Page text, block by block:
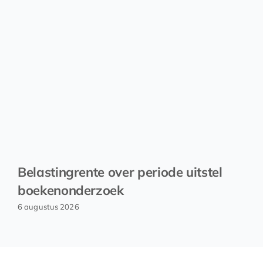
Belastingrente over periode uitstel
boekenonderzoek
6 augustus 2026